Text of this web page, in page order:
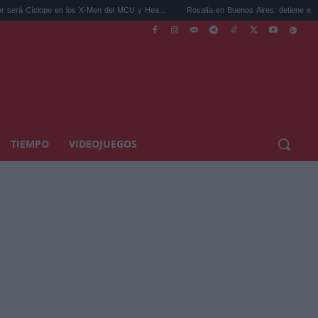
los X-Men del MCU y Hea... Rosalía en Buenos Aires: detiene el tráfico y se s...
TIEMPO VIDEOJUEGOS